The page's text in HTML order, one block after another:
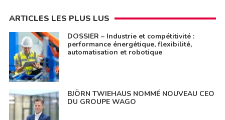
ARTICLES LES PLUS LUS
DOSSIER – Industrie et compétitivité :
performance énergétique, flexibilité,
automatisation et robotique
BJÖRN TWIEHAUS NOMMÉ NOUVEAU CEO
DU GROUPE WAGO